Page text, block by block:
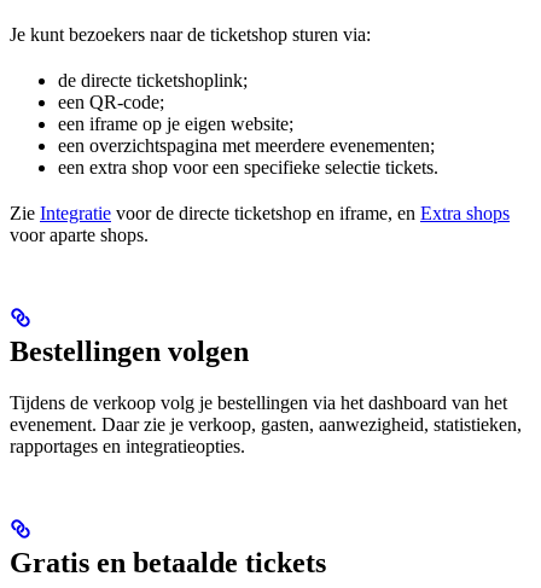
Je kunt bezoekers naar de ticketshop sturen via:
de directe ticketshoplink;
een QR-code;
een iframe op je eigen website;
een overzichtspagina met meerdere evenementen;
een extra shop voor een specifieke selectie tickets.
Zie Integratie voor de directe ticketshop en iframe, en Extra shops
voor aparte shops.
Bestellingen volgen
Tijdens de verkoop volg je bestellingen via het dashboard van het
evenement. Daar zie je verkoop, gasten, aanwezigheid, statistieken,
rapportages en integratieopties.
Gratis en betaalde tickets